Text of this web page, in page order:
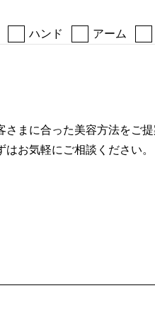
ハンド アーム
まに合った美容方法をご提
お気軽にご相談ください。